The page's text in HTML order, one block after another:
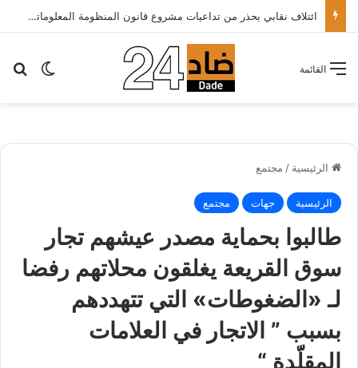
الأطباء الخواص يدعون أخنوش لتطبيق شعار الدولة الاجتماعية بتقليص كلفة العلاج على المرضى…
الوضع القائمة
الرئيسية / مجتمع
الرئيسية جهات مجتمع
طالبوا بحماية مصدر عيشهم تجار
سوق القريعة يغلقون محلاتهم رفضا
لـ «الضغوطات» التي تتهددهم
بسبب ” الاتجار في العلامات
المقلّدة “